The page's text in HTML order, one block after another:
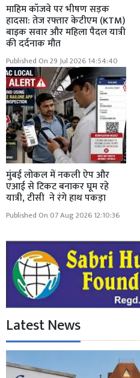
माहिम कॉजवे पर भीषण सड़क
हादसा: तेज रफ्तार केटीएम (KTM)
बाइक सवार और महिला पैदल यात्री
की दर्दनाक मौत
Published On 29 Jul 2026 14:54:40
मुंबई लोकल में नकली ऐप और
एआई से टिकट बनाकर घूम रहे
यात्री, टीसी ने रंगे हाथ पकड़ा
Published On 07 Aug 2026 12:10:36
Latest News